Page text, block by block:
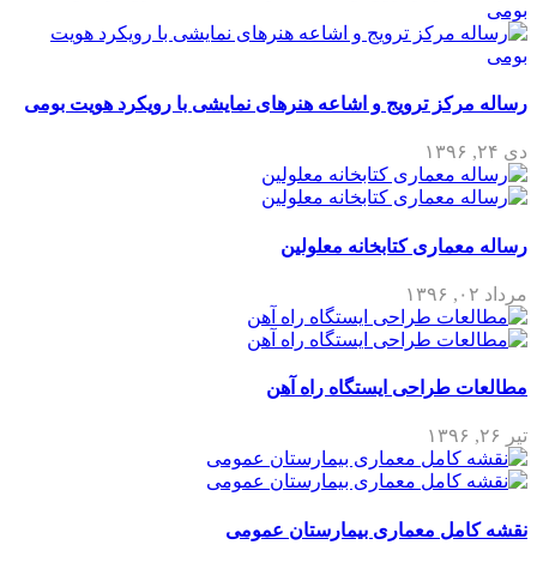
رساله مرکز ترویج و اشاعه هنرهای نمایشی با رویکرد هویت بومی
دی ۲۴, ۱۳۹۶
رساله معماری کتابخانه معلولین
مرداد ۰۲, ۱۳۹۶
مطالعات طراحی ایستگاه راه آهن
تیر ۲۶, ۱۳۹۶
نقشه کامل معماری بیمارستان عمومی